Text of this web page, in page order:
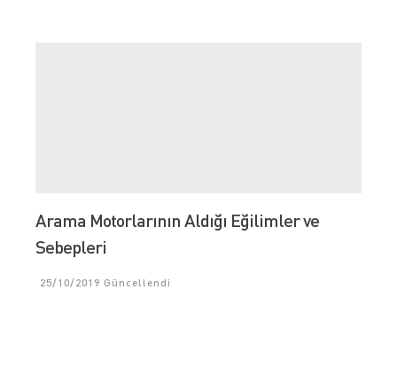
Arama Motorlarının Aldığı Eğilimler ve
Sebepleri
25/10/2019 Güncellendi